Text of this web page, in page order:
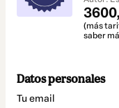
(más
saber
Datos personales
Tu email